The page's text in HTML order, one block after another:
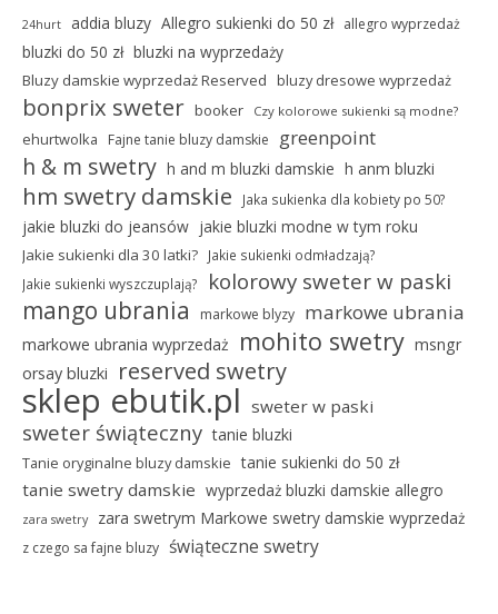
24hurt addia bluzy Allegro sukienki do 50 zł allegro wyprzedaż
bluzki do 50 zł bluzki na wyprzedaży
Bluzy damskie wyprzedaż Reserved bluzy dresowe wyprzedaż
bonprix sweter booker Czy kolorowe sukienki są modne?
ehurtwolka Fajne tanie bluzy damskie greenpoint
h & m swetry h and m bluzki damskie h anm bluzki
hm swetry damskie Jaka sukienka dla kobiety po 50?
jakie bluzki do jeansów jakie bluzki modne w tym roku
Jakie sukienki dla 30 latki?
Jakie sukienki odmładzają?
Jakie sukienki wyszczuplają?
kolorowy sweter w paski
mango ubrania markowe blyzy markowe ubrania
markowe ubrania wyprzedaż mohito swetry msngr
orsay bluzki
reserved swetry
sklep ebutik.pl sweter w paski
sweter świąteczny tanie bluzki
Tanie oryginalne bluzy damskie tanie sukienki do 50 zł
tanie swetry damskie wyprzedaż bluzki damskie allegro
zara swetry zara swetrym Markowe swetry damskie wyprzedaż
z czego sa fajne bluzy świąteczne swetry